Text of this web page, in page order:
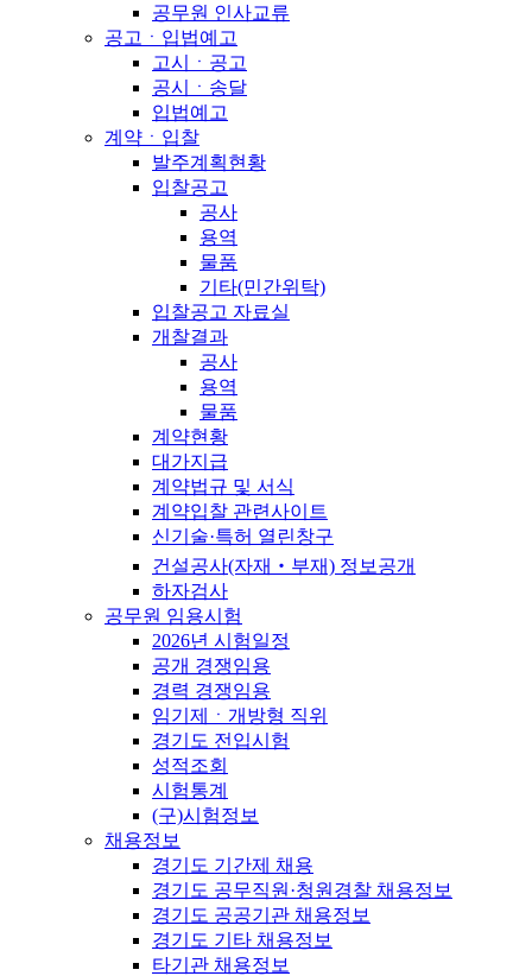
공무원 인사교류
공고ㆍ입법예고
고시ㆍ공고
공시ㆍ송달
입법예고
계약ㆍ입찰
발주계획현황
입찰공고
공사
용역
물품
기타(민간위탁)
입찰공고 자료실
개찰결과
공사
용역
물품
계약현황
대가지급
계약법규 및 서식
계약입찰 관련사이트
신기술·특허 열린창구
건설공사(자재‧부재) 정보공개
하자검사
공무원 임용시험
2026년 시험일정
공개 경쟁임용
경력 경쟁임용
임기제ㆍ개방형 직위
경기도 전입시험
성적조회
시험통계
(구)시험정보
채용정보
경기도 기간제 채용
경기도 공무직원·청원경찰 채용정보
경기도 공공기관 채용정보
경기도 기타 채용정보
타기관 채용정보